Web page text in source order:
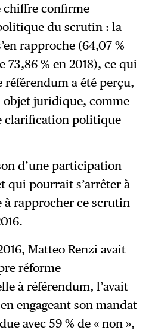
chiffre confirme
du scrutin : la
rapproche (64,07 %
73,86 % en 2018), ce qui
référendum a été perçu,
objet juridique, comme
clarification politique
d’une participation
qui pourrait s’arrêter à
rapprocher ce scrutin
Matteo Renzi avait
réforme
à référendum, l’avait
engageant son mandat
avec 59 % de « non »,